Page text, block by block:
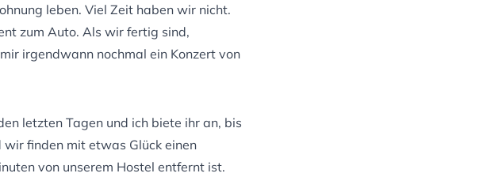
leben. Viel Zeit haben wir nicht.
zum Auto. Als wir fertig sind,
irgendwann nochmal ein Konzert von
letzten Tagen und ich biete ihr an, bis
wir finden mit etwas Glück einen
von unserem Hostel entfernt ist.